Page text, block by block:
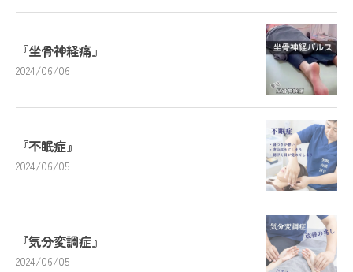
『坐骨神経痛』
2024/06/06
『不眠症』
2024/06/05
『気分変調症』
2024/06/05